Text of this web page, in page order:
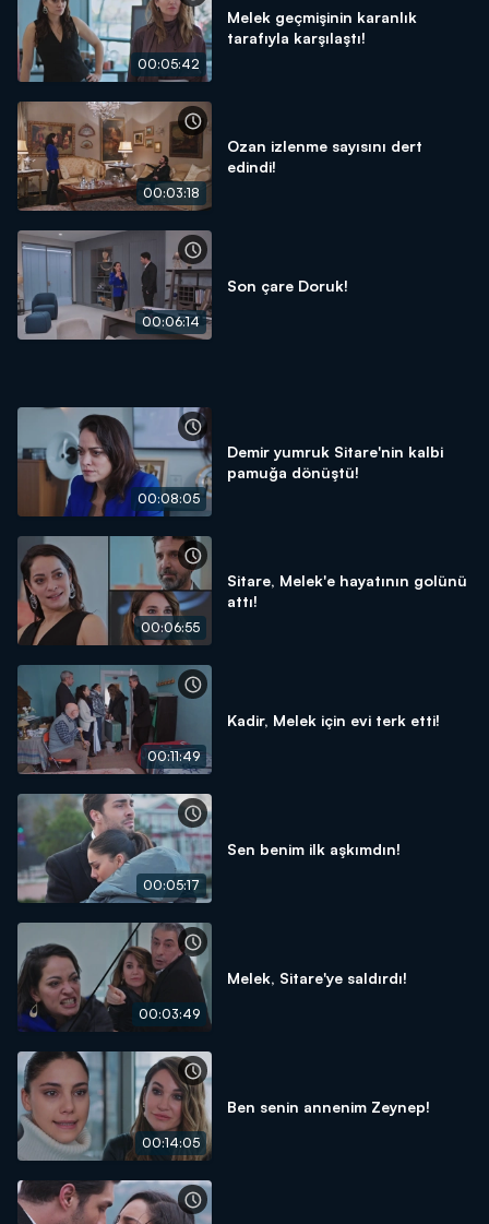
00:05:42
Melek geçmişinin karanlık
tarafıyla karşılaştı!
00:03:18
Ozan izlenme sayısını dert
edindi!
00:06:14
Son çare Doruk!
00:08:05
Demir yumruk Sitare'nin kalbi
pamuğa dönüştü!
00:06:55
Sitare, Melek'e hayatının golünü
attı!
00:11:49
Kadir, Melek için evi terk etti!
00:05:17
Sen benim ilk aşkımdın!
00:03:49
Melek, Sitare'ye saldırdı!
00:14:05
Ben senin annenim Zeynep!